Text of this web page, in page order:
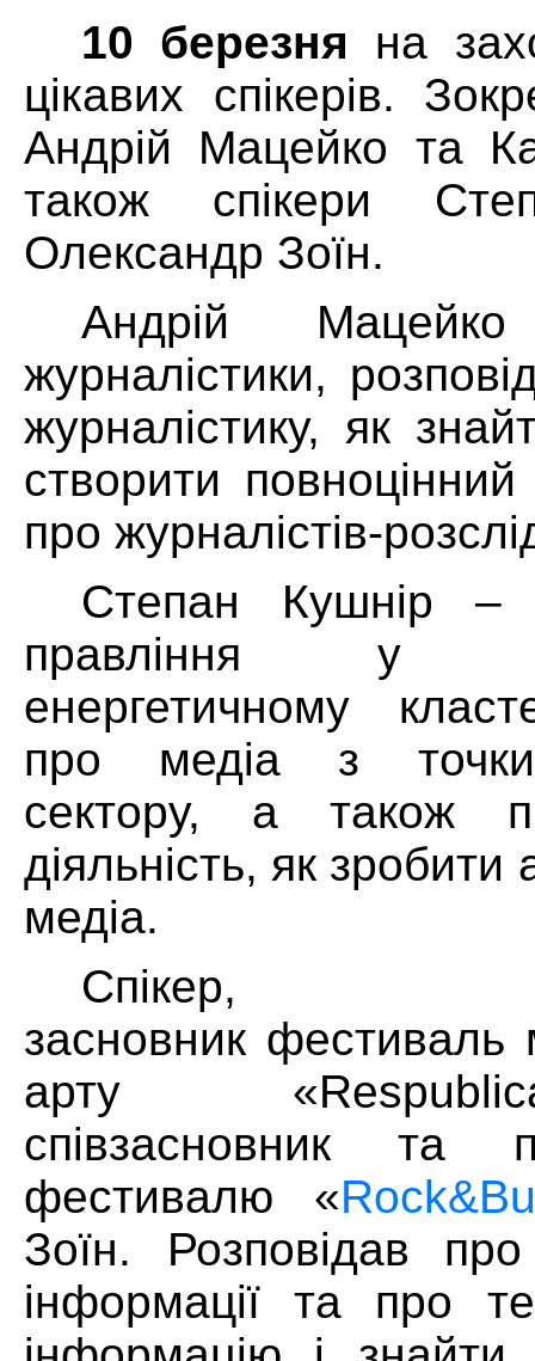
10 березня на
цікавих спікерів.
Андрій Мацейко та
також спікери
Олександр Зоїн.
Андрій
журналістики,
журналістику, як
створити
про журналістів-
Степан Кушнір –
правління у
енергетичному
про медіа з точки
сектору, а також
діяльність, як зробити
медіа.
Спікер,
засновник фестиваль
арту «
співзасновник та
фестивалю «
Зоїн. Розповідав
інформації та про